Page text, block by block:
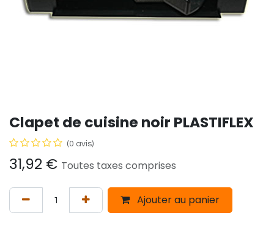
Clapet de cuisine noir PLASTIFLEX
(0 avis)
31,92 € Toutes taxes comprises
Ajouter au panier